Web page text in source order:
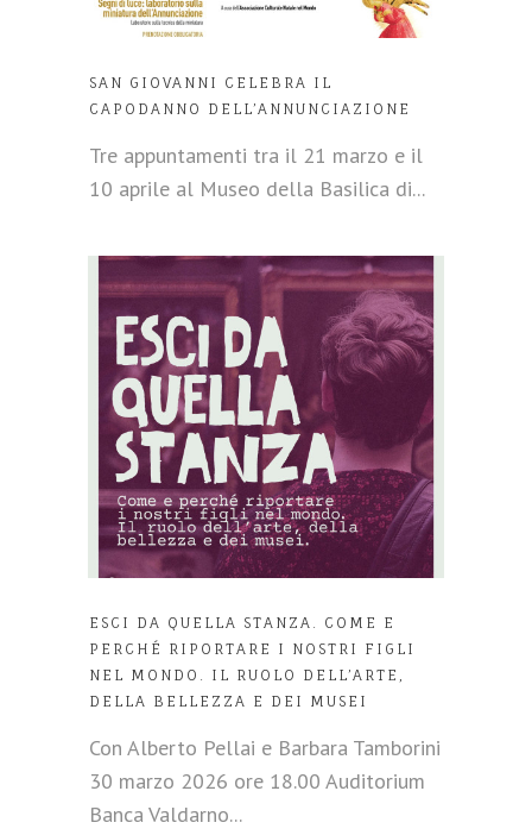
SAN GIOVANNI CELEBRA IL
CAPODANNO DELL’ANNUNCIAZIONE
Tre appuntamenti tra il 21 marzo e il
10 aprile al Museo della Basilica di...
ESCI DA QUELLA STANZA. COME E
PERCHÉ RIPORTARE I NOSTRI FIGLI
NEL MONDO. IL RUOLO DELL’ARTE,
DELLA BELLEZZA E DEI MUSEI
Con Alberto Pellai e Barbara Tamborini
30 marzo 2026 ore 18.00 Auditorium
Banca Valdarno...